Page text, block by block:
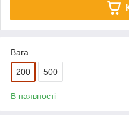
Вага
200 500
В наявності